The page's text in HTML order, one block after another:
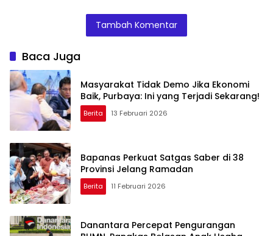
Doris Sylvanus
Janjikan
Investigasi
Cukai
Tambah Komentar
Baca Juga
Masyarakat Tidak Demo Jika Ekonomi
Baik, Purbaya: Ini yang Terjadi Sekarang!
Berita 13 Februari 2026
Bapanas Perkuat Satgas Saber di 38
Provinsi Jelang Ramadan
Berita 11 Februari 2026
Danantara Percepat Pengurangan